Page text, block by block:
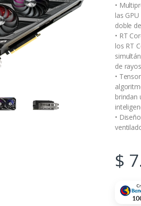
•
las
doble
• RT
los RT
de
•
brindan
•
$